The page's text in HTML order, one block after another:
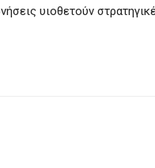
υιοθετούν